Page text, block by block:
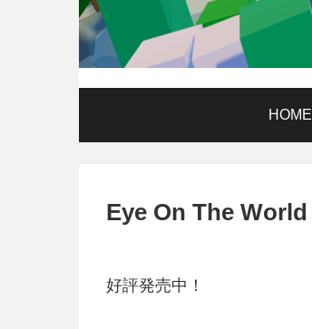
HOME
Eye On The World
好評発売中！